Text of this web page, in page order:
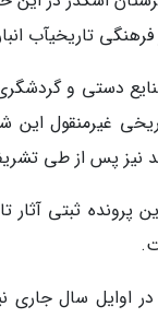
تاریخیآب
دستی و
تاکنون 72 اثر تاریخی
نیز پس از طی
پرونده ثبتی